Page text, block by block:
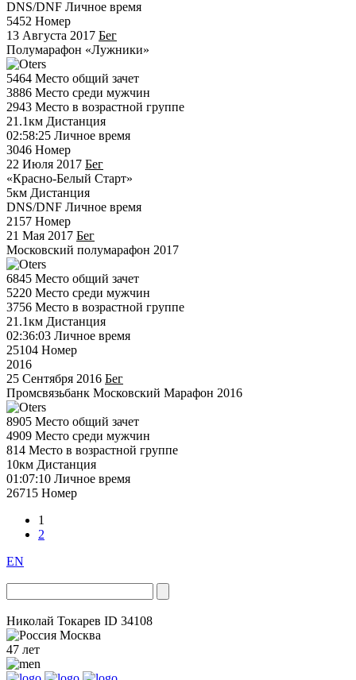
DNS/DNF Личное время
5452 Номер
13 Августа 2017 Бег
Полумарафон «Лужники»
5464 Место общий зачет
3886 Место среди мужчин
2943 Место в возрастной группе
21.1км Дистанция
02:58:25 Личное время
3046 Номер
22 Июля 2017 Бег
«Красно-Белый Старт»
5км Дистанция
DNS/DNF Личное время
2157 Номер
21 Мая 2017 Бег
Московский полумарафон 2017
6845 Место общий зачет
5220 Место среди мужчин
3756 Место в возрастной группе
21.1км Дистанция
02:36:03 Личное время
25104 Номер
2016
25 Сентября 2016 Бег
Промсвязьбанк Московский Марафон 2016
8905 Место общий зачет
4909 Место среди мужчин
814 Место в возрастной группе
10км Дистанция
01:07:10 Личное время
26715 Номер
1
2
EN
Николай Токарев ID 34108
Москва
47 лет